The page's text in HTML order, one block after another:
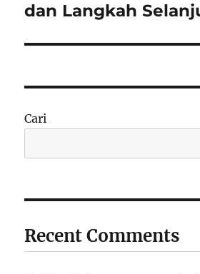
dan Langkah
Cari
Recent Comments